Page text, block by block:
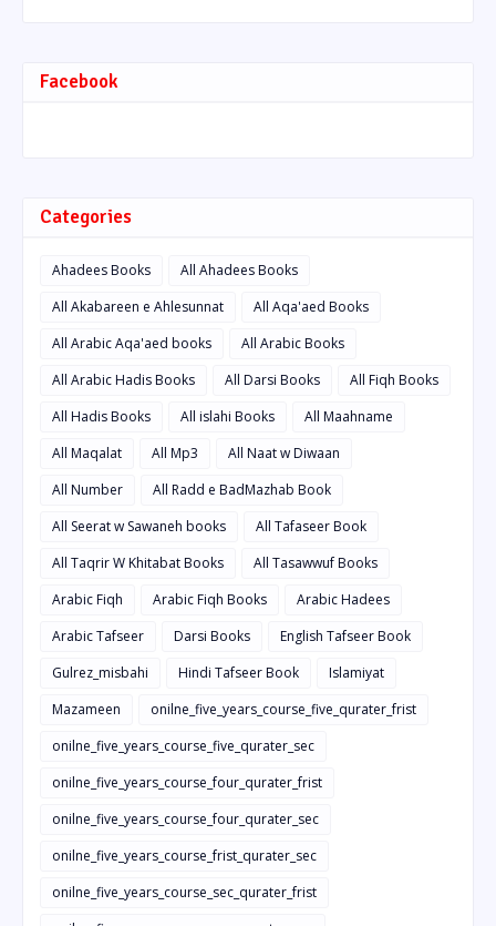
Facebook
Categories
Ahadees Books
All Ahadees Books
All Akabareen e Ahlesunnat
All Aqa'aed Books
All Arabic Aqa'aed books
All Arabic Books
All Arabic Hadis Books
All Darsi Books
All Fiqh Books
All Hadis Books
All islahi Books
All Maahname
All Maqalat
All Mp3
All Naat w Diwaan
All Number
All Radd e BadMazhab Book
All Seerat w Sawaneh books
All Tafaseer Book
All Taqrir W Khitabat Books
All Tasawwuf Books
Arabic Fiqh
Arabic Fiqh Books
Arabic Hadees
Arabic Tafseer
Darsi Books
English Tafseer Book
Gulrez_misbahi
Hindi Tafseer Book
Islamiyat
Mazameen
onilne_five_years_course_five_qurater_frist
onilne_five_years_course_five_qurater_sec
onilne_five_years_course_four_qurater_frist
onilne_five_years_course_four_qurater_sec
onilne_five_years_course_frist_qurater_sec
onilne_five_years_course_sec_qurater_frist